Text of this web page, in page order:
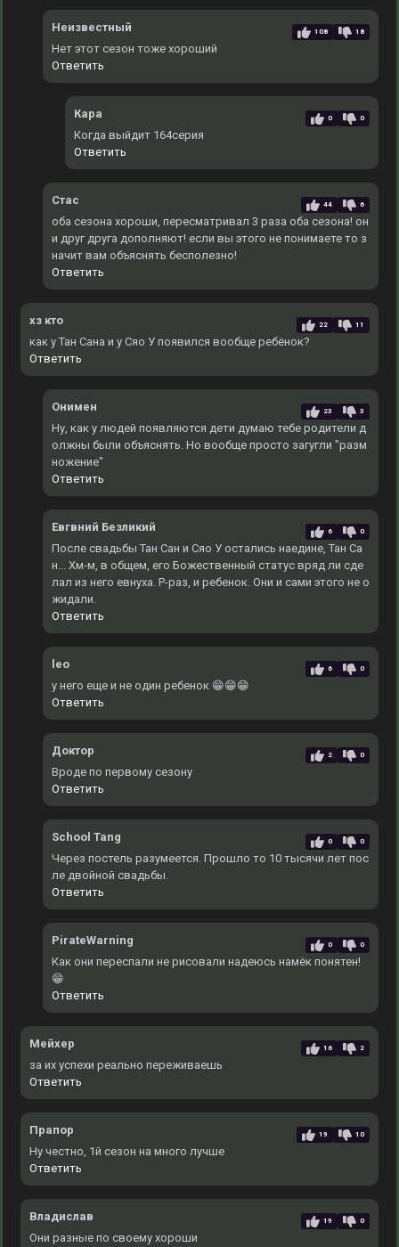
Неизвестный 108 18
Нет этот сезон тоже хороший
Ответить
Кара 0 0
Когда выйдит 164серия
Ответить
Стас 44 6
оба сезона хороши, пересматривал 3 раза оба сезона! он
и друг друга дополняют! если вы этого не понимаете то з
начит вам объяснять бесполезно!
Ответить
хз кто 22 11
как у Тан Сана и у Сяо У появился вообще ребёнок?
Ответить
Онимен 23 3
Ну, как у людей появляются дети думаю тебе родители д
олжны были объяснять. Но вообще просто загугли "разм
ножение"
Ответить
Евгвний Безликий 6 0
После свадьбы Тан Сан и Сяо У остались наедине, Тан Са
н... Хм-м, в общем, его Божественный статус вряд ли сде
лал из него евнуха. Р-раз, и ребенок. Они и сами этого не о
жидали.
Ответить
leo 6 0
у него еще и не один ребенок 😁😁😁
Ответить
Доктор 2 0
Вроде по первому сезону
Ответить
School Tang 0 0
Через постель разумеется. Прошло то 10 тысячи лет пос
ле двойной свадьбы.
Ответить
PirateWarning 0 0
Как они переспали не рисовали надеюсь намёк понятен!
😁
Ответить
Мейхер 16 2
за их успехи реально переживаешь
Ответить
Прапор 19 10
Ну честно, 1й сезон на много лучше
Ответить
Владислав 19 0
Они разные по своему хороши